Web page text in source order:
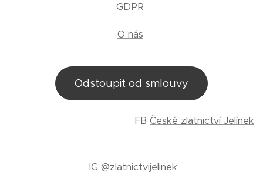
GDPR
O nás
Odstoupit od smlouvy
FB České zlatnictví Jelínek
IG @zlatnictvijelinek